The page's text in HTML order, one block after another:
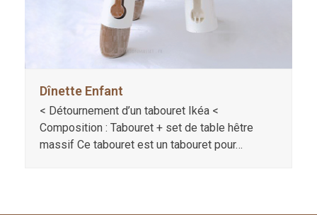
Dînette Enfant
< Détournement d’un tabouret Ikéa <
Composition : Tabouret + set de table hêtre
massif Ce tabouret est un tabouret pour…